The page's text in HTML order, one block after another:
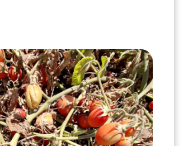
גן הדרום
גן השומרון
גני עם
גני יהודה